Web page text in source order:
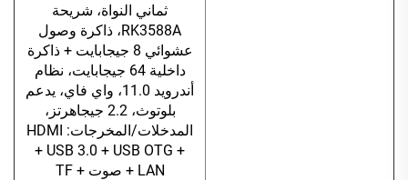
ثماني النواة، شريحة
RK3588A، ذاكرة وصول
عشوائي 8 جيجابايت + ذاكرة
داخلية 64 جيجابايت، نظام
أندرويد 11.0، واي فاي، يدعم
بلوتوث، 2.2 جيجاهرتز،
المدخلات/المخرجات: HDMI
+ USB 3.0 + USB OTG +
LAN + صوت + TF